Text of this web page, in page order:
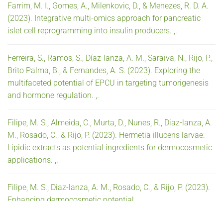
Farrim, M. I., Gomes, A., Milenkovic, D., & Menezes, R. D. A.
(2023). Integrative multi-omics approach for pancreatic
islet cell reprogramming into insulin producers. ,.
Ferreira, S., Ramos, S., Díaz-lanza, A. M., Saraiva, N., Rijo, P.,
Brito Palma, B., & Fernandes, A. S. (2023). Exploring the
multifaceted potential of EPCU in targeting tumorigenesis
and hormone regulation. ,.
Filipe, M. S., Almeida, C., Murta, D., Nunes, R., Diaz-lanza, A.
M., Rosado, C., & Rijo, P. (2023). Hermetia illucens larvae:
Lipidic extracts as potential ingredients for dermocosmetic
applications. ,.
Filipe, M. S., Diaz-lanza, A. M., Rosado, C., & Rijo, P. (2023).